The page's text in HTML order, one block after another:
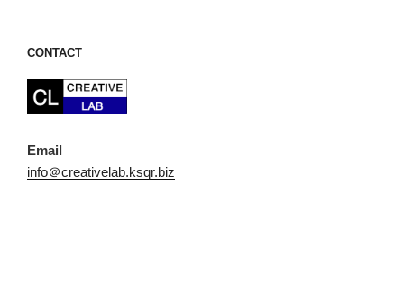
CONTACT
Email
info＠creativelab.ksqr.biz